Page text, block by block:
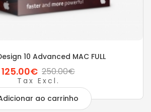
10 Advanced MAC FULL
125.00€ 250.00€
Tax Excl.
ao carrinho